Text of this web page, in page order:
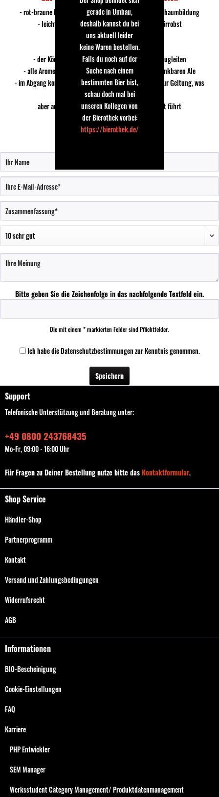
- rot-braune Farbe mit leichter, schnell zerfallender Schaumbildung
- leichte Aromen nach Toffee, Nuss und etwas Dörrobst
- passende Carbonisierung
- der Antrunk ist unaufgeregt mild
- der Körper bleibt schlank, ohne ins wässrige abzugleiten
- alle Aromen verbinden sich zu einem runden, gut trinkbaren Ale
- im Abgang kommen die Bitterelemente etwas stärker zur Geltung, was
dann
aber auch erstmals zu einer leichten Wässrigkeit führt
Bitte geben Sie die Zeichenfolge in das nachfolgende Textfeld ein.
Die mit einem * markierten Felder sind Pflichtfelder.
Ich habe dieDatenschutzbestimmungenzur Kenntnis genommen.
Speichern
Support
Telefonische Unterstützung und Beratung unter:
+49 0800 243768435
Mo-Fr, 09:00 - 16:00 Uhr
Für Fragen zu Deiner Bestellung nutze bitte dasKontaktformular.
Shop Service
Händler-Shop
Partnerprogramm
Kontakt
Versand und Zahlungsbedingungen
Widerrufsrecht
AGB
Informationen
BIO-Bescheinigung
Cookie-Einstellungen
FAQ
Karriere
PHP Entwickler
SEM Manager
Werksstudent Category Management/ Produktdatenmanagement
gerade in Umbau,
deshalb kannst du bei
uns aktuell leider
keine Waren bestellen.
Falls du noch auf der
Suche nach einem
bestimmten Bier bist,
schau doch mal bei
unseren Kollegen von
der Bierothek vorbei:
https://bierothek.de/